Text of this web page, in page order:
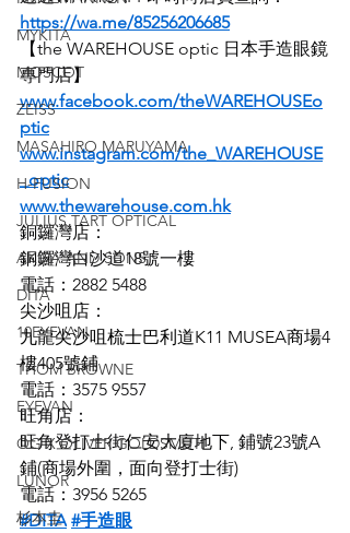
MYKITA
MOSCOT
ZEISS
MASAHIRO MARUYAMA
H-FUSION
JULIUS TART OPTICAL
AKIRA AND SONS
DITA
10EYEVAN
THOM BROWNE
EYEVAN
OG X OLIVER GOLDSMITH
LUNOR
杉本圭
https://wa.me/85256206685
【the WAREHOUSE optic 日本手造眼鏡
專門店】
www.facebook.com/theWAREHOUSEo
ptic
www.instagram.com/the_WAREHOUSE
_optic
www.thewarehouse.com.hk
銅鑼灣店：
銅鑼灣白沙道18號一樓
電話：2882 5488
尖沙咀店：
九龍尖沙咀梳士巴利道K11 MUSEA商場4
樓405號鋪
電話：3575 9557
旺角店：
旺角登打士街仁安大廈地下, 鋪號23號A
鋪(商場外圍，面向登打士街)
電話：3956 5265
#DITA #手造眼